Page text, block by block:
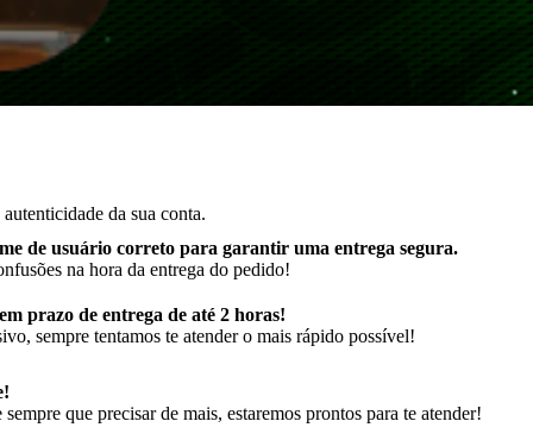
da sua conta.
de usuário correto para garantir uma entrega segura.
na hora da entrega do pedido!
prazo de entrega de até 2 horas!
sempre tentamos te atender o mais rápido possível!
que precisar de mais, estaremos prontos para te atender!